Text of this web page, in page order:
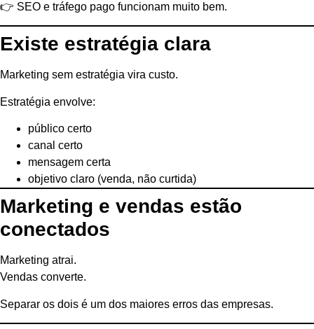
👉 SEO e tráfego pago funcionam muito bem.
Existe estratégia clara
Marketing sem estratégia vira custo.
Estratégia envolve:
público certo
canal certo
mensagem certa
objetivo claro (venda, não curtida)
Marketing e vendas estão
conectados
Marketing atrai.
Vendas converte.
Separar os dois é um dos maiores erros das empresas.